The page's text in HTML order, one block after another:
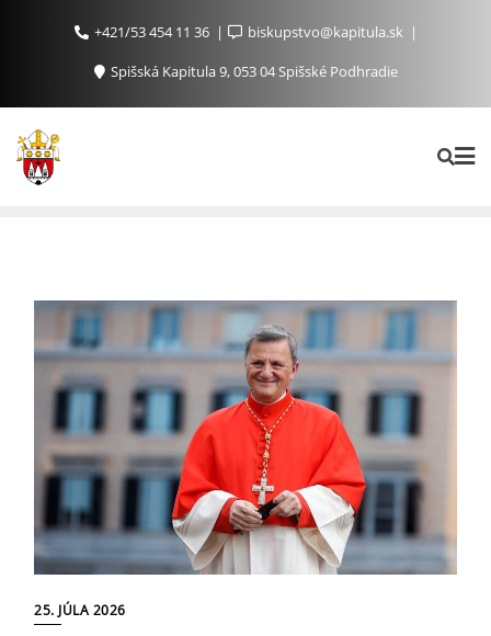
+421/53 454 11 36
biskupstvo@kapitula.sk
Spišská Kapitula 9, 053 04 Spišské Podhradie
25. JÚLA 2026